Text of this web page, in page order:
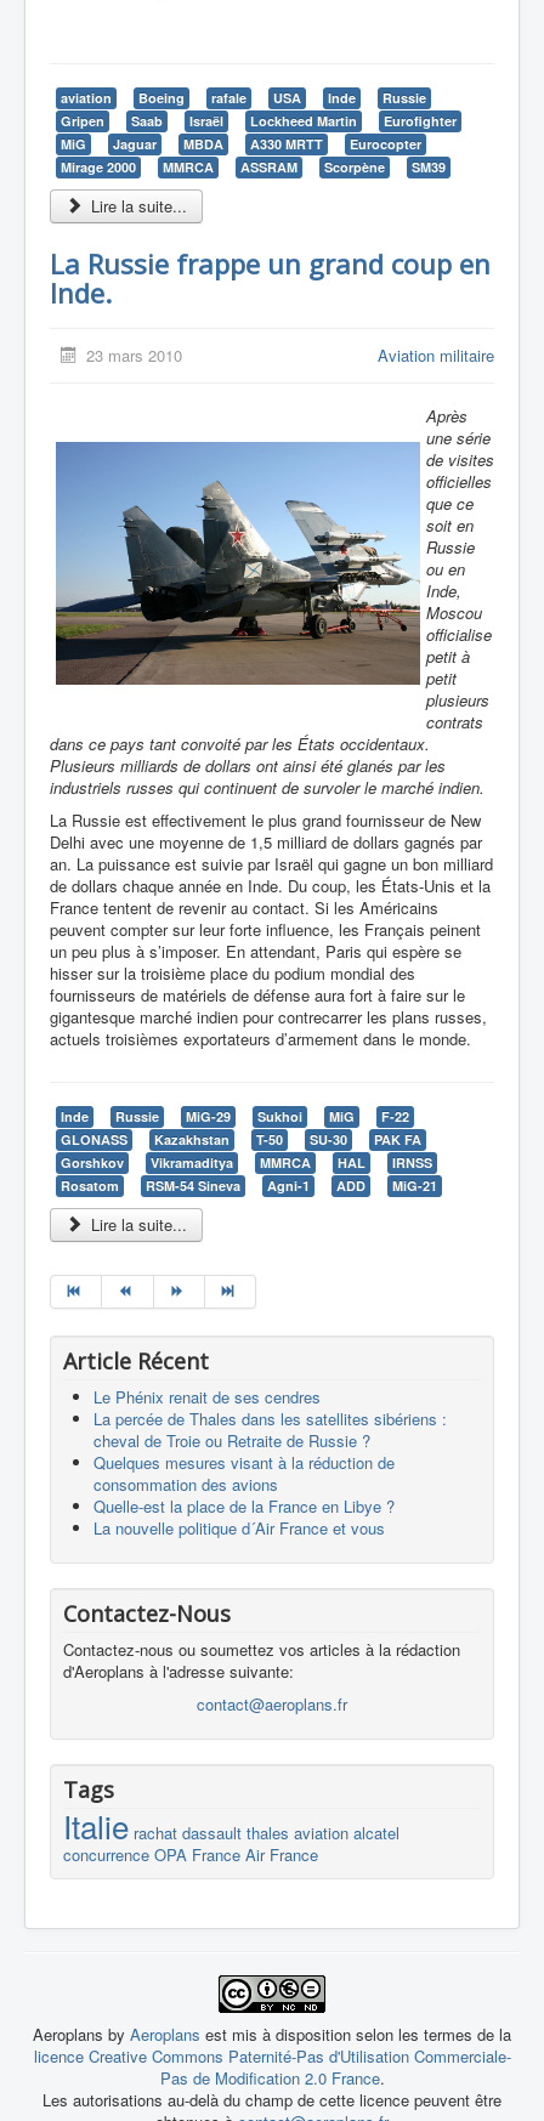
aviation Boeing rafale USA Inde
Russie
Gripen
Saab Israël Lockheed Martin
Eurofighter
MiG
Jaguar MBDA A330 MRTT
Eurocopter
Mirage 2000
MMRCA ASSRAM Scorpène SM39
Lire la suite...
La Russie frappe un grand coup en
Inde.
23 mars 2010 Aviation militaire
Après
une série
de visites
officielles
que ce
soit en
Russie
ou en
Inde,
Moscou
officialise
petit à
petit
plusieurs
contrats
dans ce pays tant convoité par les États occidentaux.
Plusieurs milliards de dollars ont ainsi été glanés par les
industriels russes qui continuent de survoler le marché indien.
La Russie est effectivement le plus grand fournisseur de New
Delhi avec une moyenne de 1,5 milliard de dollars gagnés par
an. La puissance est suivie par Israël qui gagne un bon milliard
de dollars chaque année en Inde. Du coup, les États-Unis et la
France tentent de revenir au contact. Si les Américains
peuvent compter sur leur forte influence, les Français peinent
un peu plus à s’imposer. En attendant, Paris qui espère se
hisser sur la troisième place du podium mondial des
fournisseurs de matériels de défense aura fort à faire sur le
gigantesque marché indien pour contrecarrer les plans russes,
actuels troisièmes exportateurs d’armement dans le monde.
Inde Russie MiG-29 Sukhoi MiG
F-22
GLONASS
Kazakhstan T-50 SU-30
PAK FA
Gorshkov
Vikramaditya MMRCA HAL
IRNSS
Rosatom
RSM-54 Sineva Agni-1 ADD MiG-21
Lire la suite...
Article Récent
Le Phénix renait de ses cendres
La percée de Thales dans les satellites sibériens :
cheval de Troie ou Retraite de Russie ?
Quelques mesures visant à la réduction de
consommation des avions
Quelle-est la place de la France en Libye ?
La nouvelle politique d´Air France et vous
Contactez-Nous
Contactez-nous ou soumettez vos articles à la rédaction
d'Aeroplans à l'adresse suivante:
contact@aeroplans.fr
Tags
Italie rachat dassault thales aviation alcatel
concurrence OPA France Air France
Aeroplans by Aeroplans est mis à disposition selon les termes de la
licence Creative Commons Paternité-Pas d'Utilisation Commerciale-
Pas de Modification 2.0 France.
Les autorisations au-delà du champ de cette licence peuvent être